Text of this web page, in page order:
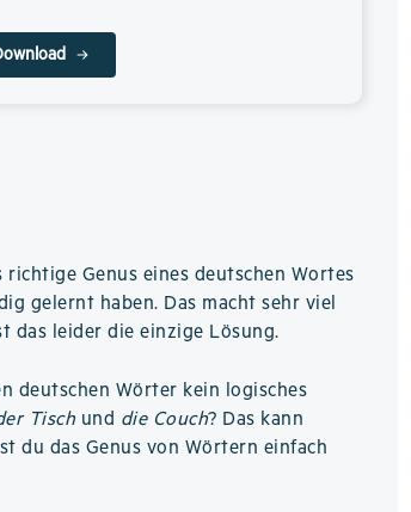
richtige Genus eines deutschen Wortes
gelernt haben. Das macht sehr viel
das leider die einzige Lösung.
deutschen Wörter kein logisches
Tisch und die Couch? Das kann
du das Genus von Wörtern einfach